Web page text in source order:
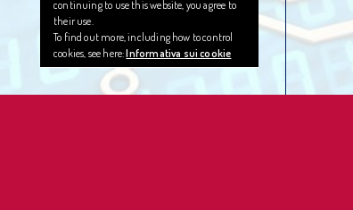
continuing to use this website, you agree to
their use.
To find out more, including how to control
cookies, see here:Informativa sui cookie